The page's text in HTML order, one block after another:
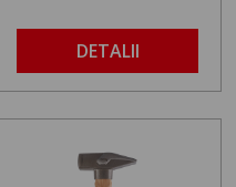
DETALII